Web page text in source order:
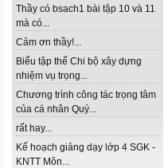
Thầy có bsach1 bài tập 10 và 11
mà có...
Cảm ơn thầy!...
Biểu tập thể Chi bộ xây dựng
nhiệm vụ trọng...
Chương trình công tác trọng tâm
của cá nhân Quý...
rất hay...
Kế hoạch giảng dạy lớp 4 SGK -
KNTT Môn...